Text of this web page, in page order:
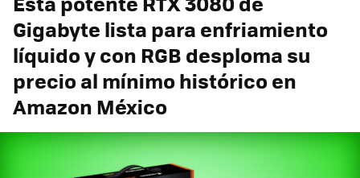
Gigabyte lista para enfriamiento
líquido y con RGB desploma su
precio al mínimo histórico en
Amazon México